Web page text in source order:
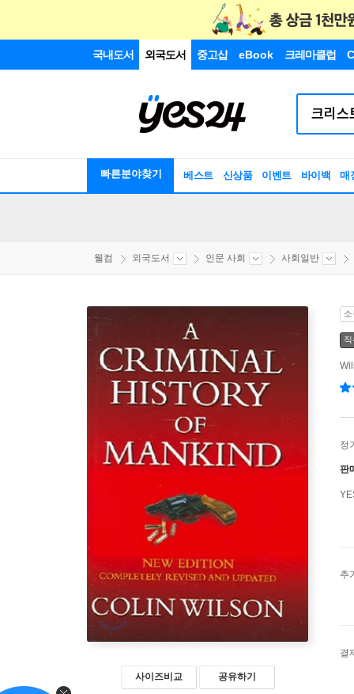
국내도서 외국도서 중고샵 eBook 크레마클럽
빠른분야찾기 베스트 신상품 이벤트 바이백 매
웰컴 외국도서 인문 사회 사회일반
사이즈비교 공유하기
정
판
추
결